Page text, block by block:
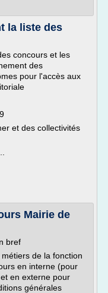
la liste des
concours et les
des
pour l'accès aux
et des collectivités
Mairie de
bref
de la fonction
en interne (pour
en externe pour
générales